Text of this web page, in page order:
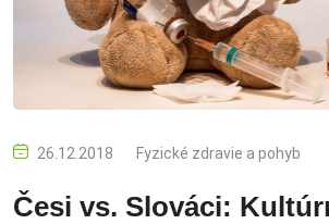
26.12.2018 Fyzické zdravie a pohyb
Česi vs. Slováci: